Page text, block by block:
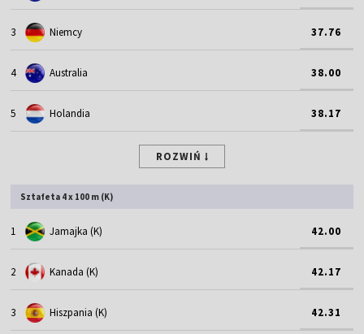
3 Niemcy 37.76
4 Australia 38.00
5 Holandia 38.17
ROZWIŃ
Sztafeta 4 x 100 m (K)
1 Jamajka (K) 42.00
2 Kanada (K) 42.17
3 Hiszpania (K) 42.31